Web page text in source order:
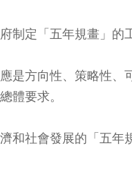
制定「五年規畫」的
是方向性、策略性
體要求。
和社會發展的「五年